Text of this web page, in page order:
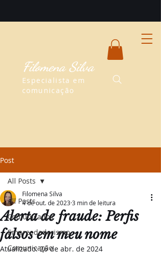
Filomena Silva
Especialista em
comunicação
Post
All Posts
Comunicados
Empreededorismo
Comunicação
All Posts
Alerta de fraude: Perfis
falsos em meu nome
Filomena Silva
4 de out. de 20233 min de leitura
Atualizado:26 de abr. de 2024